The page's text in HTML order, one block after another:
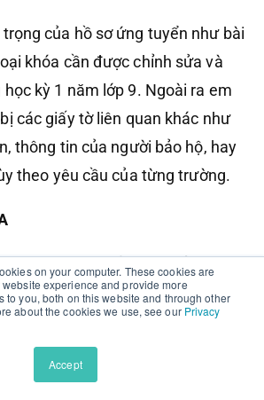
on your computer. These cookies are
experience and provide more
to you, both on this website and through other
about the cookies we use, see our Privacy
Accept
của hồ sơ ứng tuyển như bài
khóa cần được chỉnh sửa và
kỳ 1 năm lớp 9. Ngoài ra em
các giấy tờ liên quan khác như
thông tin của người bảo hộ, hay
theo yêu cầu của từng trường.
THCS, em sẽ cần nộp bảng
cho trường trung học mà em ứng
trì điểm GPA tốt là vô cùng
giữ vững phong độ học tập và
tốt trên trường.